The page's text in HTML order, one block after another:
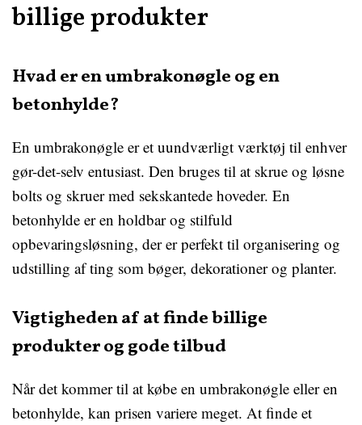
billige produkter
Hvad er en umbrakonøgle og en
betonhylde?
En umbrakonøgle er et uundværligt værktøj til enhver
gør-det-selv entusiast. Den bruges til at skrue og løsne
bolts og skruer med sekskantede hoveder. En
betonhylde er en holdbar og stilfuld
opbevaringsløsning, der er perfekt til organisering og
udstilling af ting som bøger, dekorationer og planter.
Vigtigheden af at finde billige
produkter og gode tilbud
Når det kommer til at købe en umbrakonøgle eller en
betonhylde, kan prisen variere meget. At finde et